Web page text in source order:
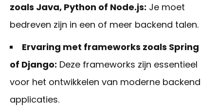
zoals Java, Python of Node.js: Je moet
bedreven zijn in een of meer backend talen.
Ervaring met frameworks zoals Spring
of Django: Deze frameworks zijn essentieel
voor het ontwikkelen van moderne backend
applicaties.